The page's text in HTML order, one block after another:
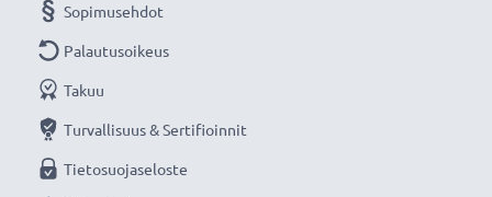
Sopimusehdot
Palautusoikeus
Takuu
Turvallisuus & Sertifioinnit
Tietosuojaseloste